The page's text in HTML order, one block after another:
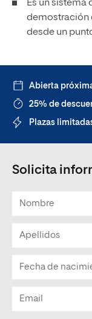
Es un sistema
demostración
desde un
Abierta
25% de
Plazas
Solicita